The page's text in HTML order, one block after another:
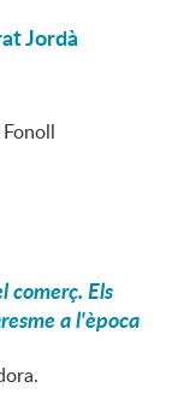
Jordà
comerç. Els
a l'època